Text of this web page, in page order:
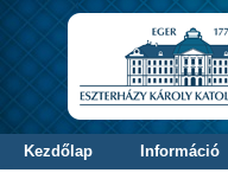
Kezdőlap Információ